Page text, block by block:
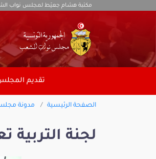
مكتبة هشام جعيّط لمجلس نواب
تقديم
الصفحة الرئيسية مدونة
لجنة التربية